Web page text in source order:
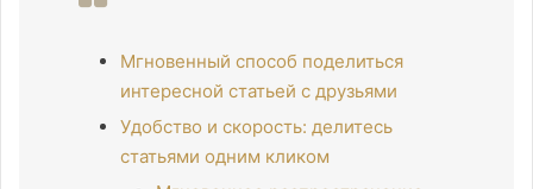
Мгновенный способ поделиться
интересной статьей с друзьями
Удобство и скорость: делитесь
статьями одним кликом